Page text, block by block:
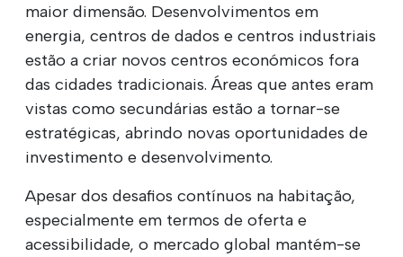
maior dimensão. Desenvolvimentos em
energia, centros de dados e centros industriais
estão a criar novos centros económicos fora
das cidades tradicionais. Áreas que antes eram
vistas como secundárias estão a tornar-se
estratégicas, abrindo novas oportunidades de
investimento e desenvolvimento.
Apesar dos desafios contínuos na habitação,
especialmente em termos de oferta e
acessibilidade, o mercado global mantém-se